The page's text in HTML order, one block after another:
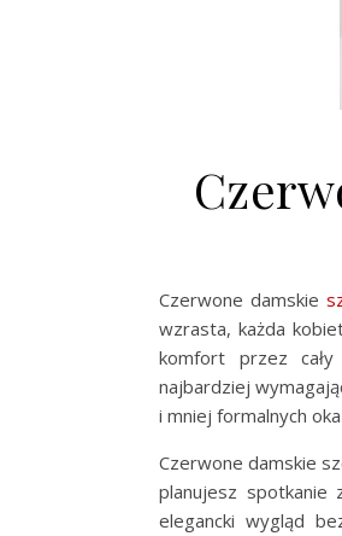
Czerwone damskie
wzrasta, każda
komfort przez cały
najbardziej
i mniej formalnych
Czerwone damskie
planujesz spotkanie
elegancki wygląd